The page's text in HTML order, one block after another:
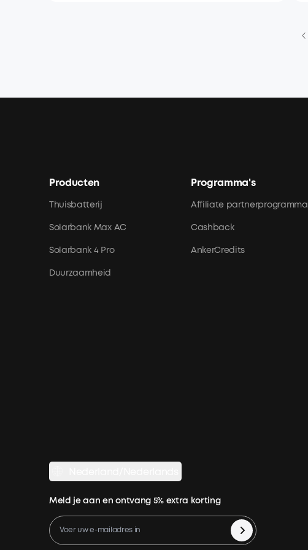
Producten
Thuisbatterij
Solarbank Max AC
Solarbank 4 Pro
Duurzaamheid
Programma's
Affiliate partnerprogramma
Cashback
AnkerCredits
Meld je aan en ontvang 5% extra korting